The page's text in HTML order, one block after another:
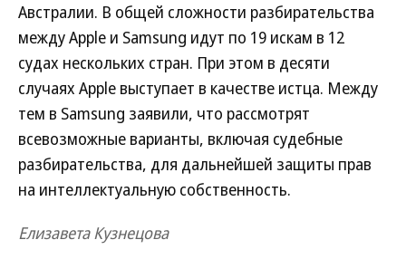
Австралии. В общей сложности разбирательства
между Apple и Samsung идут по 19 искам в 12
судах нескольких стран. При этом в десяти
случаях Apple выступает в качестве истца. Между
тем в Samsung заявили, что рассмотрят
всевозможные варианты, включая судебные
разбирательства, для дальнейшей защиты прав
на интеллектуальную собственность.
Елизавета Кузнецова